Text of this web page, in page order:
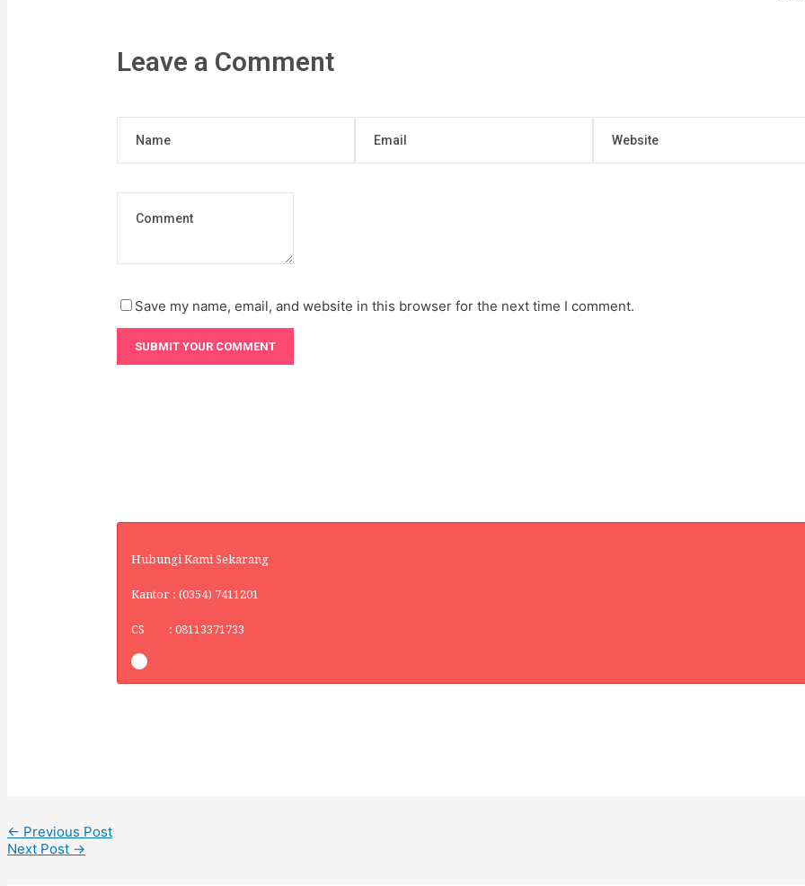
Leave a Comment
Save my name, email, and website in this browser for the next time I comment.
Hubungi Kami Sekarang
Kantor : (0354) 7411201
CS : 08113371733
← Previous Post
Next Post →